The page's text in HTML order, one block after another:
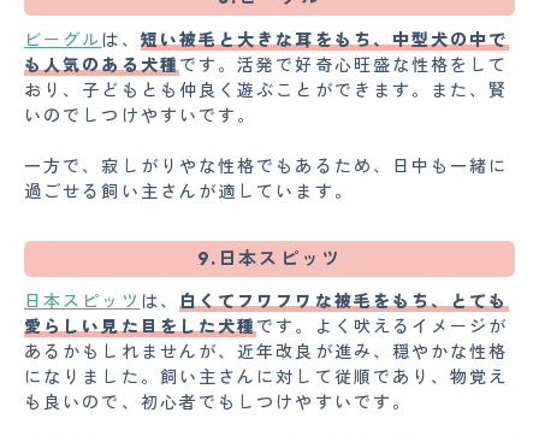
ビーグル は、 短い被毛と大きな耳をもち、中型犬の中で
も人気のある犬種です。活発で好奇心旺盛な性格をして
おり、子どもとも仲良く遊ぶことができます。また、賢
いのでしつけやすいです。
一方で、寂しがりやな性格でもあるため、日中も一緒に
過ごせる飼い主さんが適しています。
9.日本スピッツ
日本スピッツ は、 白くてフワフワな被毛をもち、とても
愛らしい見た目をした犬種です。よく吠えるイメージが
あるかもしれませんが、近年改良が進み、穏やかな性格
になりました。飼い主さんに対して従順であり、物覚え
も良いので、初心者でもしつけやすいです。